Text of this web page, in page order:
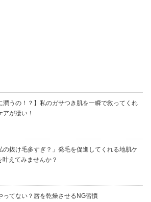
潤うの！？】私のガサつき肌を一瞬で救ってくれ
アが凄い！
の抜け毛多すぎ？」発毛を促進してくれる地肌ケ
叶えてみませんか？
ってない？唇を乾燥させるNG習慣